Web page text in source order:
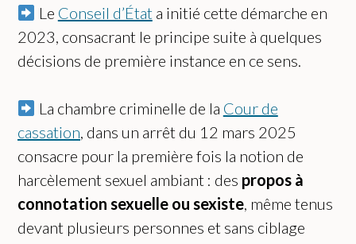
Le Conseil d’Étata initié cette démarche en
2023, consacrant le principe suite à quelques
décisions de première instance en ce sens.
La chambre criminelle de la Cour de
cassation, dans un arrêt du 12 mars 2025
consacre pour la première fois la notion de
harcèlement sexuel ambiant : des propos à
connotation sexuelle ou sexiste, même tenus
devant plusieurs personnes et sans ciblage